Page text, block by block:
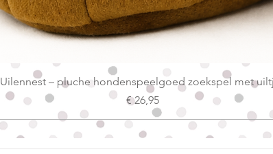
Snel overzicht
Uilennest – pluche hondenspeelgoed zoekspel met
Prijs
€ 26,95